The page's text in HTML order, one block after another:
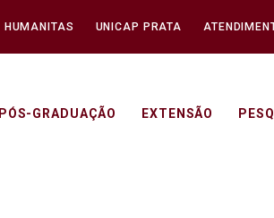
HUMANITAS UNICAP PRATA
PÓS-GRADUAÇÃO EXTENSÃO